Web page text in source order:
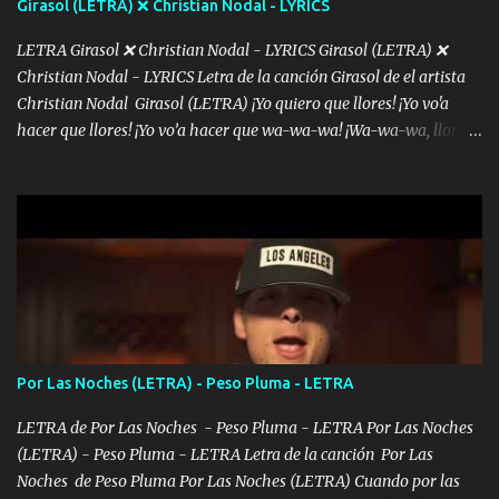
Girasol (LETRA) ❌ Christian Nodal - LYRICS
LETRA Girasol ❌ Christian Nodal - LYRICS Girasol (LETRA) ❌
Christian Nodal - LYRICS Letra de la canción Girasol de el artista
Christian Nodal Girasol (LETRA) ¡Yo quiero que llores! ¡Yo vo'a
hacer que llores! ¡Yo vo’a hacer que wa-wa-wa! ¡Wa-wa-wa, llores!
intentas rimar Pobre payaso que usa a todo el mundo pa' conectar
con la gente Dices "Latino Gang" pero pisas a to'a tu gente Pa’ dar
mensajes, m'ijo, hay quе ser coherentеs Si tú no eres artista, al
menos se prudente Hoy me sabe a mierda, traigo un Balvin en los
dientes Por falta de empatía le toca ser resiliente ¿Acaso eres
consciente de los followers que mueves? Parcerito, abre los ojos y
ve el poder que tienes Otro chiste malo son los nombres de tus
álbum's "José, vibras colores con la energía del diablo " ¿Si ...
Por Las Noches (LETRA) - Peso Pluma - LETRA
LETRA de Por Las Noches - Peso Pluma - LETRA Por Las Noches
(LETRA) - Peso Pluma - LETRA Letra de la canción Por Las
Noches de Peso Pluma Por Las Noches (LETRA) Cuando por las